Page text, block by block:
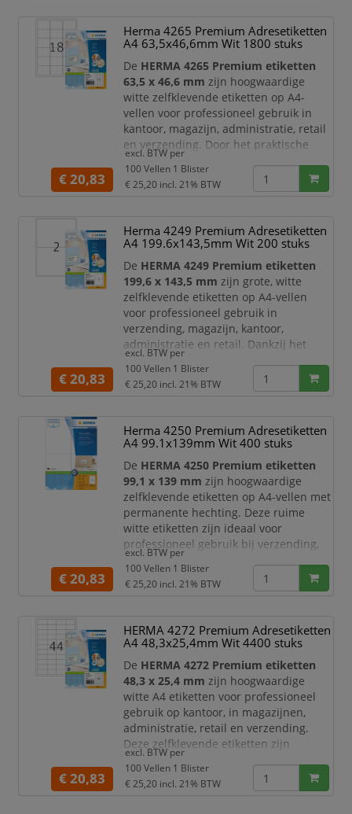
dossierlabels, productlabels, barcode-
etiketten en duidelijke
documentmarkeringen.
D
Herma 4265 Premium Adresetiketten
A4 63,5x46,6mm Wit 1800 stuks
De HERMA 4265 Premium etiketten
63,5 x 46,6 mm zijn hoogwaardige
witte zelfklevende etiketten op A4-
vellen voor professioneel gebruik in
kantoor, magazijn, administratie, retail
en verzending. Door het praktische
formaat zijn deze etiketten ideaal voor
adresetiketten, verzendetiketten,
productlabels, barcodes,
voorraadlabels en algemene
organisatie. De etiketten zijn
permanent hechtend en blijven stevig
zitten
€ 20,83
excl. BTW per
100 Vellen 1 Blister
€ 25,20 incl. 21% BTW
Herma 4249 Premium Adresetiketten
A4 199.6x143,5mm Wit 200 stuks
De HERMA 4249 Premium etiketten
199,6 x 143,5 mm zijn grote, witte
zelfklevende etiketten op A4-vellen
voor professioneel gebruik in
verzending, magazijn, kantoor,
administratie en retail. Dankzij het
ruime formaat zijn deze etiketten
ideaal voor pakketten, dozen,
verzendlabels, productinformatie,
en duidelijke identificatie van grotere
oppervlakken. De etiketten zijn
€ 20,83
excl. BTW per
100 Vellen 1 Blister
€ 25,20 incl. 21% BTW
Herma 4250 Premium Adresetiketten
A4 99.1x139mm Wit 400 stuks
De HERMA 4250 Premium etiketten
99,1 x 139 mm zijn hoogwaardige
zelfklevende etiketten op A4-vellen met
permanente hechting. Deze ruime
witte etiketten zijn ideaal voor
professioneel gebruik bij verzending,
productlabeling, magazijnbeheer,
archivering, administratie en
kantoororganisatie. Dankzij het grote
verzendetiketten, productlabels,
informatielabels, dossierlabels en
duidelijke documentmarkeringen.
De e
€ 20,83
excl. BTW per
100 Vellen 1 Blister
€ 25,20 incl. 21% BTW
HERMA 4272 Premium Adresetiketten
A4 48,3x25,4mm Wit 4400 stuks
De HERMA 4272 Premium etiketten
48,3 x 25,4 mm zijn hoogwaardige
witte A4 etiketten voor professioneel
gebruik op kantoor, in magazijnen,
administratie, retail en verzending.
Deze zelfklevende etiketten zijn
permanent hechtend en geschikt voor
vrijwel alle printomgevingen,
waaronder laserprinters,
€ 20,83
excl. BTW per
100 Vellen 1 Blister
€ 25,20 incl. 21% BTW